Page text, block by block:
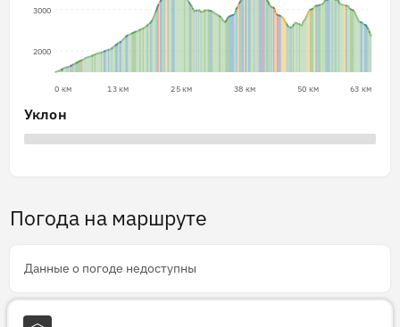
2000
3000
0 км 13 км 25 км 38 км 50 км 63 км
Уклон
Погода на маршруте
Данные о погоде недоступны